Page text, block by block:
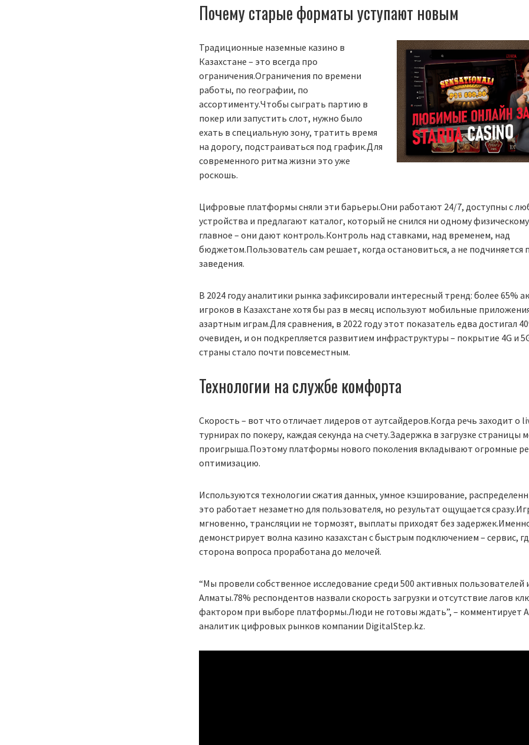
Почему старые форматы уступают новым
Традиционные наземные казино в
Казахстане – это всегда про
ограничения.Ограничения по времени
работы, по географии, по
ассортименту.Чтобы сыграть партию в
покер или запустить слот, нужно было
ехать в специальную зону, тратить время
на дорогу, подстраиваться под график.Для
современного ритма жизни это уже
роскошь.
Цифровые платформы сняли эти барьеры.Они работают 24/7, доступны с
устройства и предлагают каталог, который не снился ни одному
главное – они дают контроль.Контроль над ставками, над временем, над
бюджетом.Пользователь сам решает, когда остановиться, а не подчиняется
заведения.
В 2024 году аналитики рынка зафиксировали интересный тренд: более 65%
игроков в Казахстане хотя бы раз в месяц используют мобильные
азартным играм.Для сравнения, в 2022 году этот показатель едва достигал
очевиден, и он подкрепляется развитием инфраструктуры – покрытие 4G и
страны стало почти повсеместным.
Технологии на службе комфорта
Скорость – вот что отличает лидеров от аутсайдеров.Когда речь заходит о
турнирах по покеру, каждая секунда на счету.Задержка в загрузке страницы
проигрыша.Поэтому платформы нового поколения вкладывают огромные
оптимизацию.
Используются технологии сжатия данных, умное кэширование,
это работает незаметно для пользователя, но результат ощущается
мгновенно, трансляции не тормозят, выплаты приходят без
демонстрирует волна казино казахстан с быстрым подключением – сервис,
сторона вопроса проработана до мелочей.
“Мы провели собственное исследование среди 500 активных пользователей
Алматы.78% респондентов назвали скорость загрузки и отсутствие лагов
фактором при выборе платформы.Люди не готовы ждать”, – комментирует
аналитик цифровых рынков компании DigitalStep.kz.